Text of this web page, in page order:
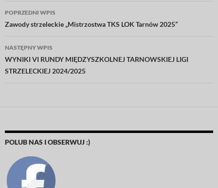
Nawigacja
wpisu
POPRZEDNI WPIS
Zawody strzeleckie „Mistrzostwa TKS LOK Tarnów 2025”
NASTĘPNY WPIS
WYNIKI VI RUNDY MIĘDZYSZKOLNEJ TARNOWSKIEJ LIGI
STRZELECKIEJ 2024/2025
POLUB NAS I OBSERWUJ :)